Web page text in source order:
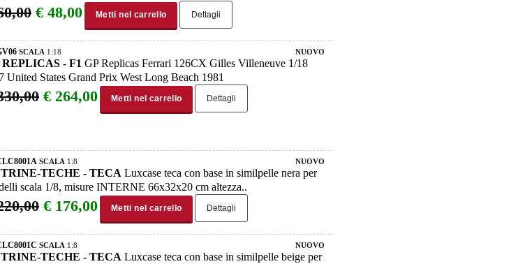
€ 48,00 Metti nel carrello Dettagli
SCALA 1:18 NUOVO
REPLICAS - F1 GP Replicas Ferrari 126CX Gilles Villeneuve 1/18
United States Grand Prix West Long Beach 1981
€ 264,00 Metti nel carrello Dettagli
SCALA 1:8 NUOVO
TECHE - TECA Luxcase teca con base in similpelle nera per
scala 1/8, misure INTERNE 66x32x20 cm altezza..
€ 176,00 Metti nel carrello Dettagli
SCALA 1:8 NUOVO
TECHE - TECA Luxcase teca con base in similpelle beige per